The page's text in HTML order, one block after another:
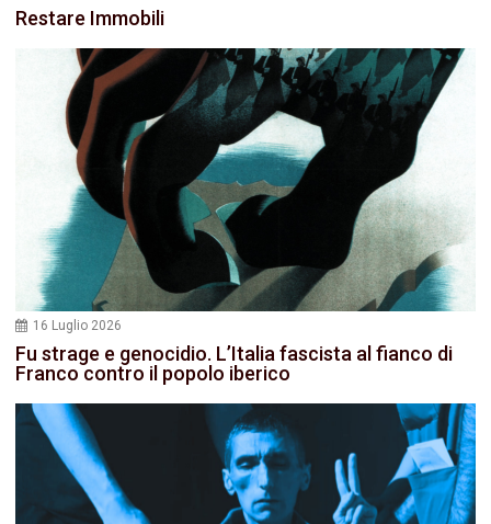
Restare Immobili
16 Luglio 2026
Fu strage e genocidio. L’Italia fascista al fianco di
Franco contro il popolo iberico